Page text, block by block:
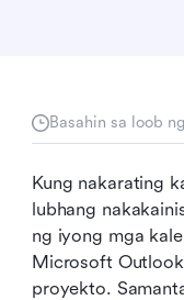
Basahin sa loob
Kung nakarating
lubhang
ng iyong mga
Microsoft
proyekto.